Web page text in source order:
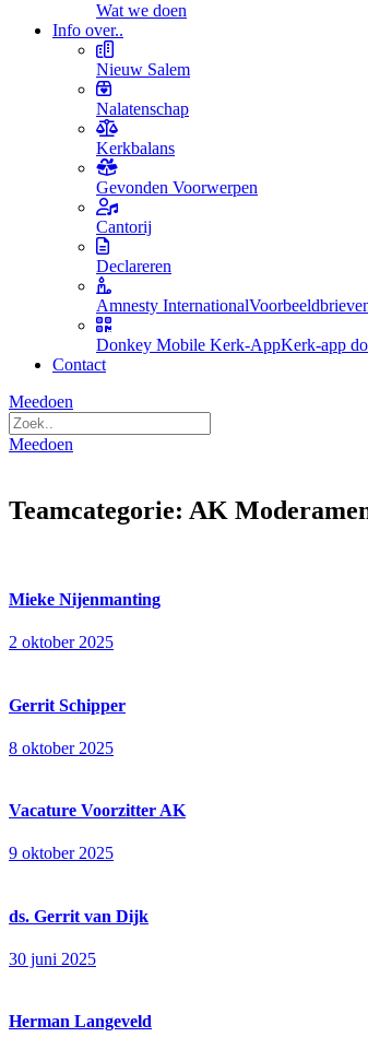
Wat we doen
Info over..
Nieuw Salem
Nalatenschap
Kerkbalans
Gevonden Voorwerpen
Cantorij
Declareren
Amnesty International
Donkey Mobile Kerk-AppKerk-app
Contact
Meedoen
Meedoen
Teamcategorie: AK
Mieke Nijenmanting
2 oktober 2025
Gerrit Schipper
8 oktober 2025
Vacature Voorzitter AK
9 oktober 2025
ds. Gerrit van Dijk
30 juni 2025
Herman Langeveld